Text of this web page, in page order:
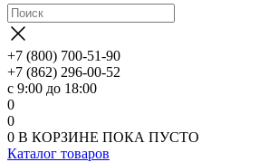
+7 (800) 700-51-90
+7 (862) 296-00-52
с 9:00 до 18:00
0
0
0 В КОРЗИНЕ ПОКА ПУСТО
Каталог товаров